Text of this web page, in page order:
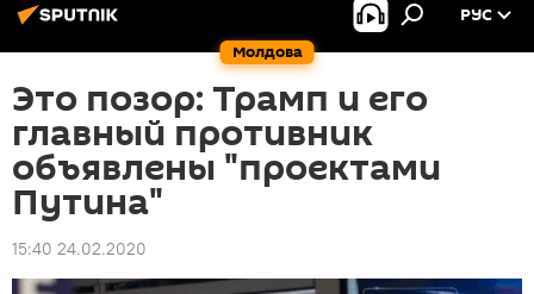
Молдова
РУС
Это позор: Трамп и его
главный противник
объявлены "проектами
Путина"
15:40 24.02.2020